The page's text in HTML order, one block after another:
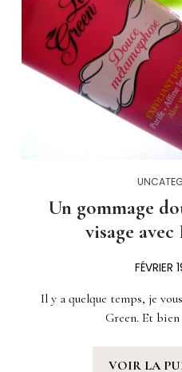
Un gommage
visage
FÉVRIER
Il y a quelque temps, je
Green. Et
VOIR LA